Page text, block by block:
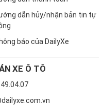
TRỢ KHÁCH HÀNG
dẫn hủy/nhận bản tin tự